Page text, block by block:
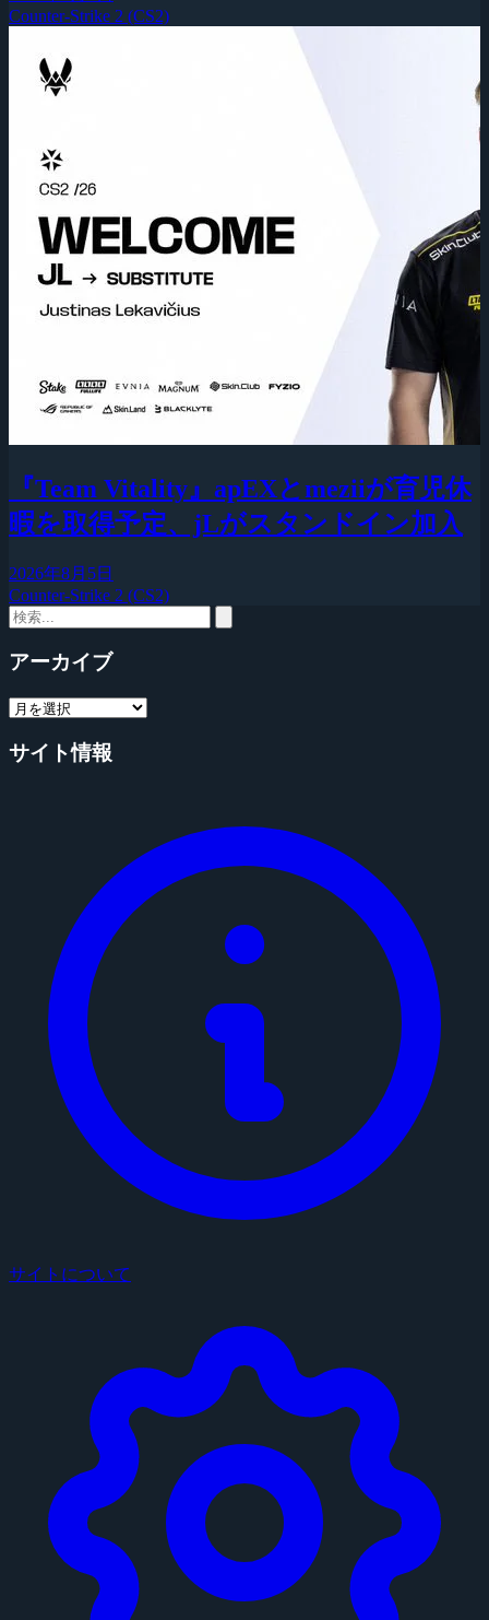
Counter-Strike 2 (CS2)
『Team Vitality』apEXとmeziiが育児休
暇を取得予定、jLがスタンドイン加入
2026年8月5日
Counter-Strike 2 (CS2)
アーカイブ
サイト情報
サイトについて